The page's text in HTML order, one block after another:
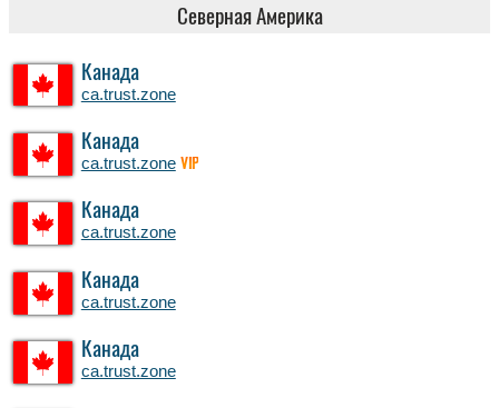
Северная Америка
Канада
ca.trust.zone
Канада
ca.trust.zone VIP
Канада
ca.trust.zone
Канада
ca.trust.zone
Канада
ca.trust.zone